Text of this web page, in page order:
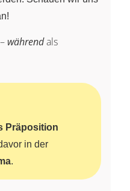
währendals
Präposition
in der
.